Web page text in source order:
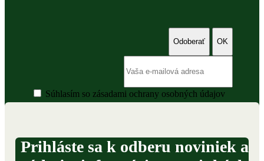
Súhlasím so zásadami ochrany osobných údajov
Prihláste sa k odberu noviniek a